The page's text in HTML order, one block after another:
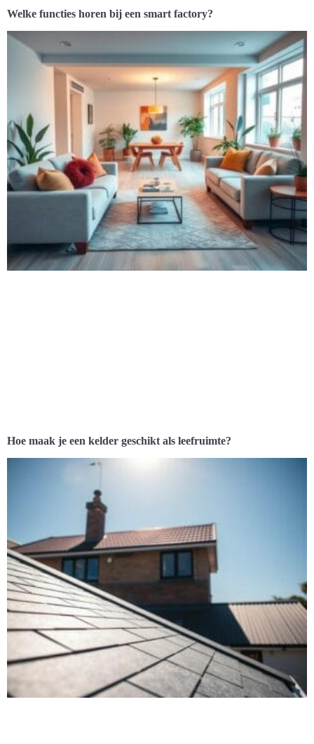
Welke functies horen bij een smart factory?
Hoe maak je een kelder geschikt als leefruimte?